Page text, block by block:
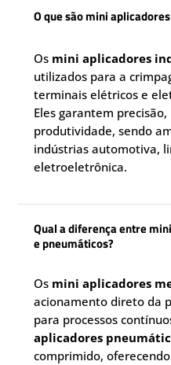
O que são mini
Os mini aplicadores
utilizados para a
terminais elétricos e
Eles garantem
produtividade, sendo
indústrias automotiva,
eletroeletrônica.
Qual a diferença entre
e pneumáticos?
Os mini aplicadores
acionamento direto da
para processos
aplicadores
comprimido,